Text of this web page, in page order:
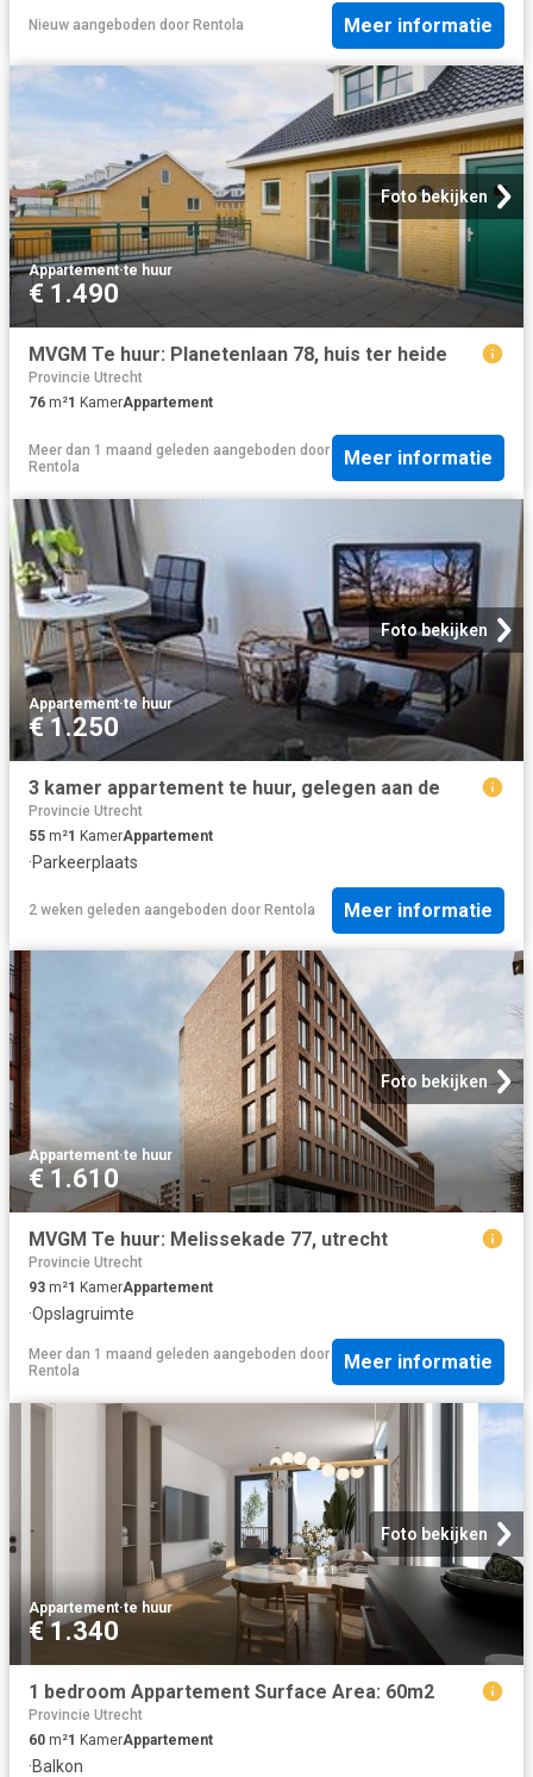
Nieuw aangeboden door Rentola Meer informatie
Foto bekijken
Appartement·te huur
€ 1.490
MVGM Te huur: Planetenlaan 78, huis ter heide
Provincie Utrecht
76 m²1 KamerAppartement
Meer dan 1 maand geleden aangeboden door
Rentola
Meer informatie
Foto bekijken
Appartement·te huur
€ 1.250
3 kamer appartement te huur, gelegen aan de
Provincie Utrecht
55 m²1 KamerAppartement
·Parkeerplaats
2 weken geleden aangeboden door Rentola Meer informatie
Foto bekijken
Appartement·te huur
€ 1.610
MVGM Te huur: Melissekade 77, utrecht
Provincie Utrecht
93 m²1 KamerAppartement
·Opslagruimte
Meer dan 1 maand geleden aangeboden door
Rentola
Meer informatie
Foto bekijken
Appartement·te huur
€ 1.340
1 bedroom Appartement Surface Area: 60m2
Provincie Utrecht
60 m²1 KamerAppartement
·Balkon